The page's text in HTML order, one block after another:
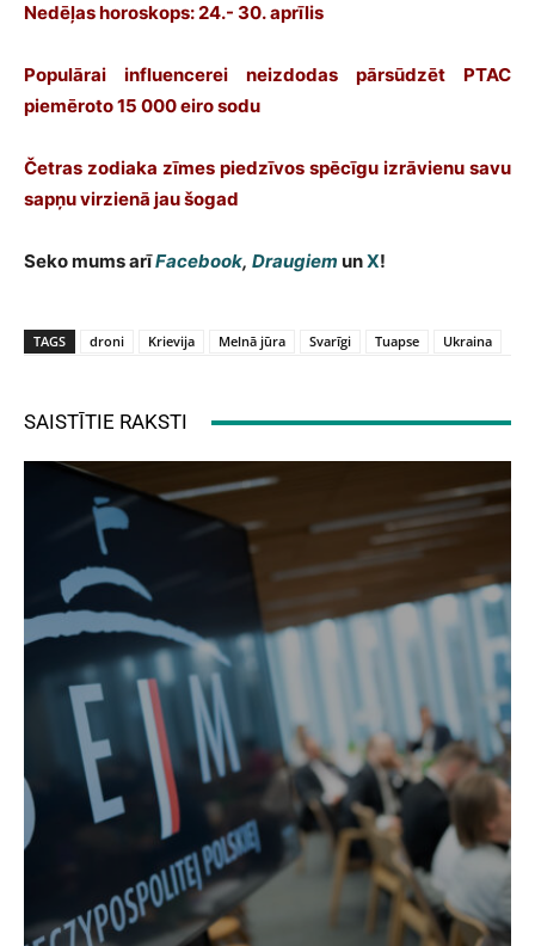
Nedēļas horoskops: 24.- 30. aprīlis
Populārai influencerei neizdodas pārsūdzēt PTAC
piemēroto 15 000 eiro sodu
Četras zodiaka zīmes piedzīvos spēcīgu izrāvienu savu
sapņu virzienā jau šogad
Seko mums arīFacebook, Draugiem unX!
TAGS droni Krievija Melnā jūra Svarīgi Tuapse Ukraina
SAISTĪTIE RAKSTI